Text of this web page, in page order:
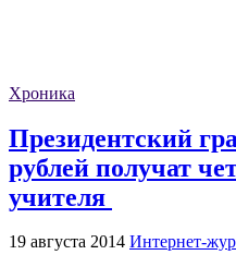
Хроника
Президентский
рублей получат
учителя
19 августа 2014 Интернет-